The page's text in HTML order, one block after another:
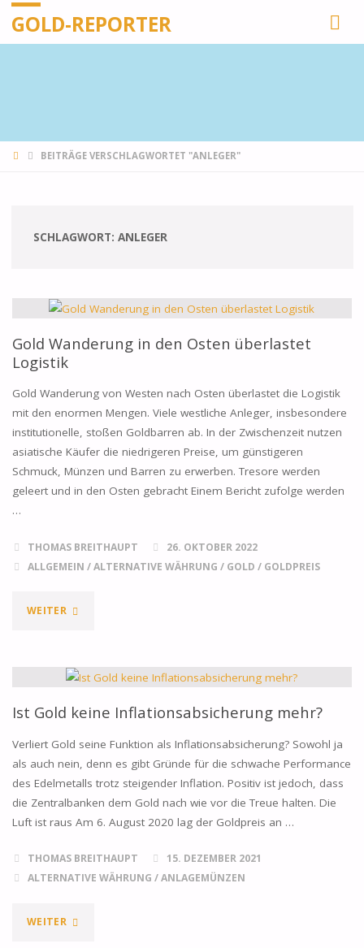
GOLD-REPORTER
STARTSEITE
BEITRÄGE VERSCHLAGWORTET "ANLEGER"
SCHLAGWORT: ANLEGER
Gold Wanderung in den Osten überlastet
Logistik
Gold Wanderung von Westen nach Osten überlastet die Logistik
mit den enormen Mengen. Viele westliche Anleger, insbesondere
institutionelle, stoßen Goldbarren ab. In der Zwischenzeit nutzen
asiatische Käufer die niedrigeren Preise, um günstigeren
Schmuck, Münzen und Barren zu erwerben. Tresore werden
geleert und in den Osten gebracht Einem Bericht zufolge werden
…
THOMAS BREITHAUPT
26. OKTOBER 2022
ALLGEMEIN /ALTERNATIVE WÄHRUNG / GOLD / GOLDPREIS
WEITER"GOLD
IN
DEN
OSTEN
ÜBERLASTET
LOGISTIK"
Ist Gold keine Inflationsabsicherung mehr?
Verliert Gold seine Funktion als Inflationsabsicherung? Sowohl ja
als auch nein, denn es gibt Gründe für die schwache Performance
des Edelmetalls trotz steigender Inflation. Positiv ist jedoch, dass
die Zentralbanken dem Gold nach wie vor die Treue halten. Die
Luft ist raus Am 6. August 2020 lag der Goldpreis an …
THOMAS BREITHAUPT
15. DEZEMBER 2021
ALTERNATIVE WÄHRUNG /ANLAGEMÜNZEN
WEITER"IST